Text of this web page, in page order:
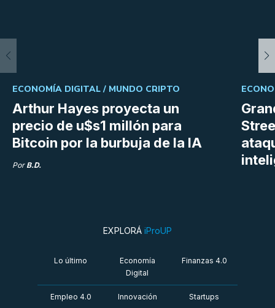
Arthur Hayes proyecta un
precio de u$s1 millón para
Bitcoin por la burbuja de la IA
ECONOMÍA DIGITAL / MUNDO CRIPTO
Por B.D.
EXPLORÁ iProUP
Lo último
Economía
Digital
Finanzas 4.0
Empleo 4.0 Innovación Startups